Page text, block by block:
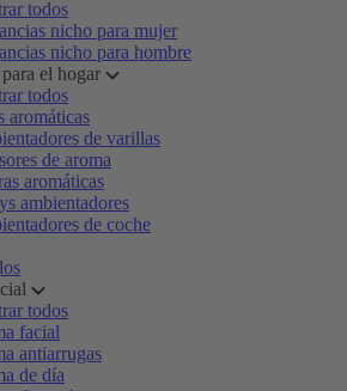
todos
nicho para mujer
nicho para hombre
el hogar
todos
aromáticas
de varillas
de aroma
aromáticas
ambientadores
de coche
todos
facial
antiarrugas
de día